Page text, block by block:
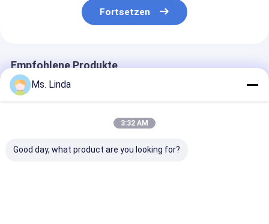
Fortsetzen
Empfohlene Produkte
Ms. Linda
3:32 AM
Good day, what product are you looking for?